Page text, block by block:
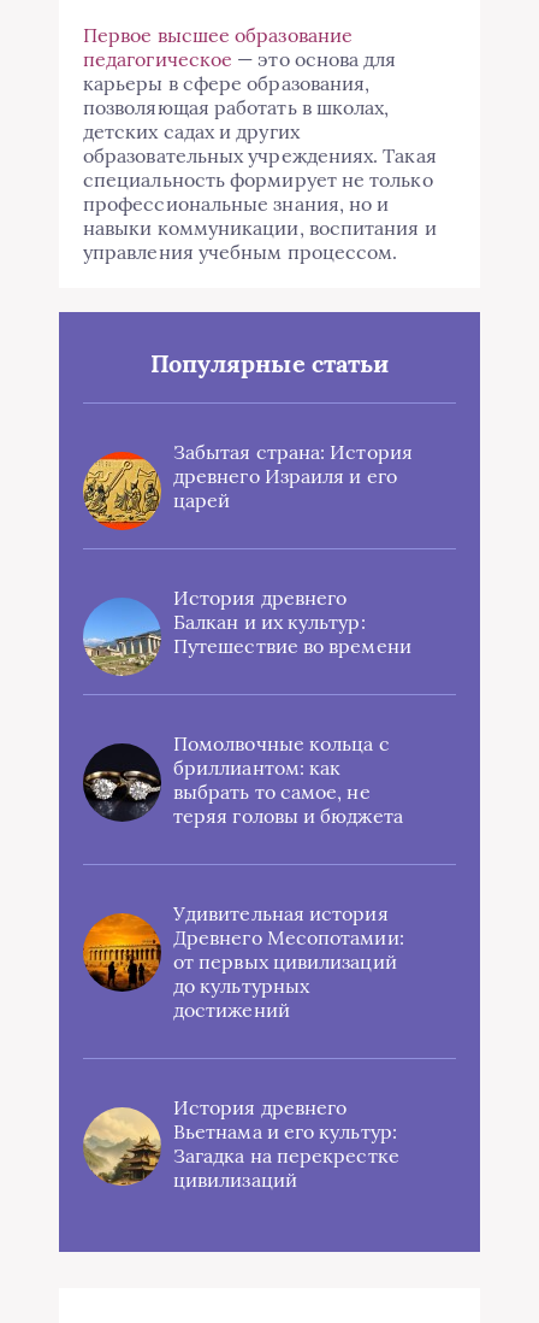
Первое высшее образование
педагогическое — это основа для
карьеры в сфере образования,
позволяющая работать в школах,
детских садах и других
образовательных учреждениях. Такая
специальность формирует не только
профессиональные знания, но и
навыки коммуникации, воспитания и
управления учебным процессом.
Популярные статьи
Забытая страна: История
древнего Израиля и его
царей
История древнего
Балкан и их культур:
Путешествие во времени
Помолвочные кольца с
бриллиантом: как
выбрать то самое, не
теряя головы и бюджета
Удивительная история
Древнего Месопотамии:
от первых цивилизаций
до культурных
достижений
История древнего
Вьетнама и его культур:
Загадка на перекрестке
цивилизаций